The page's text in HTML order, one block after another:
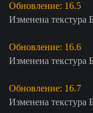
Обновление: 16.5
Изменена текстура
Обновление: 16.6
Изменена текстура
Обновление: 16.7
Изменена текстура